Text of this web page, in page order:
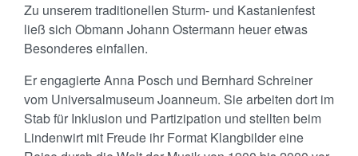
Zu unserem traditionellen Sturm- und Kastanienfest
ließ sich Obmann Johann Ostermann heuer etwas
Besonderes einfallen.
Er engagierte Anna Posch und Bernhard Schreiner
vom Universalmuseum Joanneum. Sie arbeiten dort im
Stab für Inklusion und Partizipation und stellten beim
Lindenwirt mit Freude ihr Format Klangbilder eine